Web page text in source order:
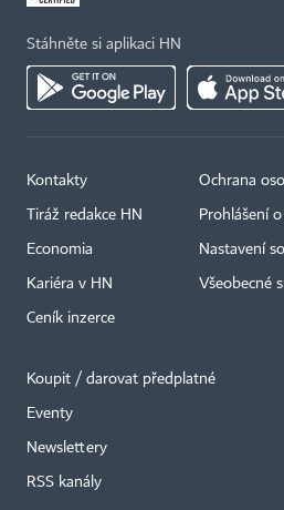
Stáhněte si aplikaci HN
Kontakty
Tiráž redakce HN
Economia
Kariéra v HN
Ceník inzerce
Ochrana
Prohlášení
Nastavení
Všeobecné
Koupit / darovat předplatné
Eventy
Newslettery
RSS kanály